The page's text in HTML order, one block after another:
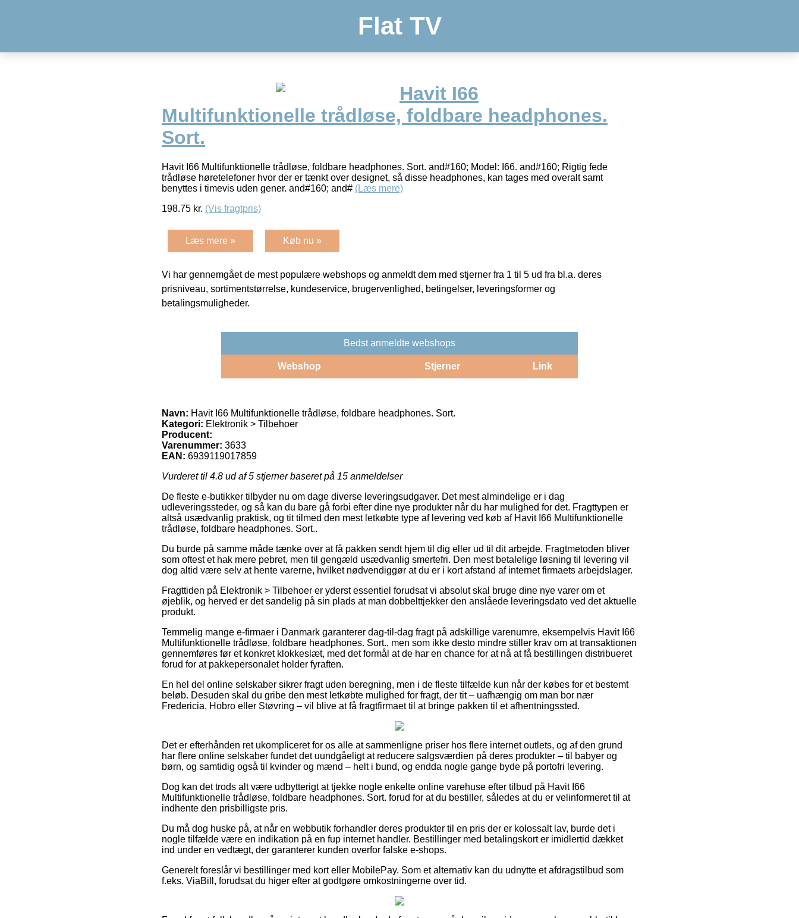
Flat TV
Havit I66
Multifunktionelle trådløse, foldbare headphones.
Sort.
Havit I66 Multifunktionelle trådløse, foldbare headphones. Sort. and#160; Model: I66. and#160; Rigtig fede
trådløse høretelefoner hvor der er tænkt over designet, så disse headphones, kan tages med overalt samt
benyttes i timevis uden gener. and#160; and# (Læs mere)
198.75 kr. (Vis fragtpris)
Læs mere » Køb nu »
Vi har gennemgået de mest populære webshops og anmeldt dem med stjerner fra 1 til 5 ud fra bl.a. deres
prisniveau, sortimentstørrelse, kundeservice, brugervenlighed, betingelser, leveringsformer og
betalingsmuligheder.
Bedst anmeldte webshops
Webshop Stjerner Link
Navn: Havit I66 Multifunktionelle trådløse, foldbare headphones. Sort.
Kategori: Elektronik > Tilbehoer
Producent:
Varenummer: 3633
EAN: 6939119017859
Vurderet til 4.8 ud af 5 stjerner baseret på 15 anmeldelser
De fleste e-butikker tilbyder nu om dage diverse leveringsudgaver. Det mest almindelige er i dag
udleveringssteder, og så kan du bare gå forbi efter dine nye produkter når du har mulighed for det. Fragttypen er
altså usædvanlig praktisk, og tit tilmed den mest letkøbte type af levering ved køb af Havit I66 Multifunktionelle
trådløse, foldbare headphones. Sort..
Du burde på samme måde tænke over at få pakken sendt hjem til dig eller ud til dit arbejde. Fragtmetoden bliver
som oftest et hak mere pebret, men til gengæld usædvanlig smertefri. Den mest betalelige løsning til levering vil
dog altid være selv at hente varerne, hvilket nødvendiggør at du er i kort afstand af internet firmaets arbejdslager.
Fragttiden på Elektronik > Tilbehoer er yderst essentiel forudsat vi absolut skal bruge dine nye varer om et
øjeblik, og herved er det sandelig på sin plads at man dobbelttjekker den anslåede leveringsdato ved det aktuelle
produkt.
Temmelig mange e-firmaer i Danmark garanterer dag-til-dag fragt på adskillige varenumre, eksempelvis Havit I66
Multifunktionelle trådløse, foldbare headphones. Sort., men som ikke desto mindre stiller krav om at transaktionen
gennemføres før et konkret klokkeslæt, med det formål at de har en chance for at nå at få bestillingen distribueret
forud for at pakkepersonalet holder fyraften.
En hel del online selskaber sikrer fragt uden beregning, men i de fleste tilfælde kun når der købes for et bestemt
beløb. Desuden skal du gribe den mest letkøbte mulighed for fragt, der tit – uafhængig om man bor nær
Fredericia, Hobro eller Støvring – vil blive at få fragtfirmaet til at bringe pakken til et afhentningssted.
Det er efterhånden ret ukompliceret for os alle at sammenligne priser hos flere internet outlets, og af den grund
har flere online selskaber fundet det uundgåeligt at reducere salgsværdien på deres produkter – til babyer og
børn, og samtidig også til kvinder og mænd – helt i bund, og endda nogle gange byde på portofri levering.
Dog kan det trods alt være udbytterigt at tjekke nogle enkelte online varehuse efter tilbud på Havit I66
Multifunktionelle trådløse, foldbare headphones. Sort. forud for at du bestiller, således at du er velinformeret til at
indhente den prisbilligste pris.
Du må dog huske på, at når en webbutik forhandler deres produkter til en pris der er kolossalt lav, burde det i
nogle tilfælde være en indikation på en fup internet handler. Bestillinger med betalingskort er imidlertid dækket
ind under en vedtægt, der garanterer kunden overfor falske e-shops.
Generelt foreslår vi bestillinger med kort eller MobilePay. Som et alternativ kan du udnytte et afdragstilbud som
f.eks. ViaBill, forudsat du higer efter at godtgøre omkostningerne over tid.